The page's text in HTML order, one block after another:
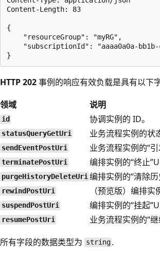
Content-Length: 83
{
    "resourceGroup": "myRG",
"subscriptionId": "aaaa0a0a-
HTTP 202事例的响应有效负载是具有以下字
领域
说明
id 协调实例的 ID。
statusQueryGetUri 业务流程实例的状
sendEventPostUri 业务流程实例的“引
terminatePostUri 编排实例的“终止
purgeHistoryDeleteUri 编排实例的“清除历
rewindPostUri （预览版）编排实
suspendPostUri 编排实例的“挂起
resumePostUri
业务流程实例的“继
所有字段的数据类型为 string .